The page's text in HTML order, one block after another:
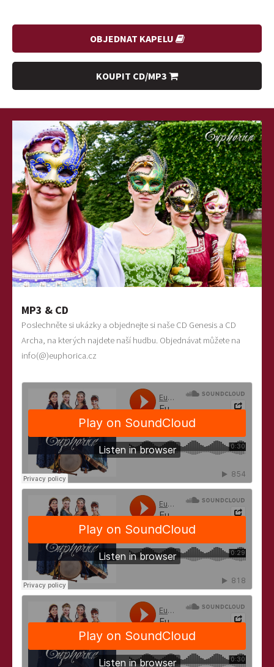
OBJEDNAT KAPELU
KOUPIT CD/MP3
MP3 & CD
Poslechněte si ukázky a objednejte si naše CD Genesis a CD
Archa, na kterých najdete naší hudbu. Objednávat můžete na
info(@)euphorica.cz